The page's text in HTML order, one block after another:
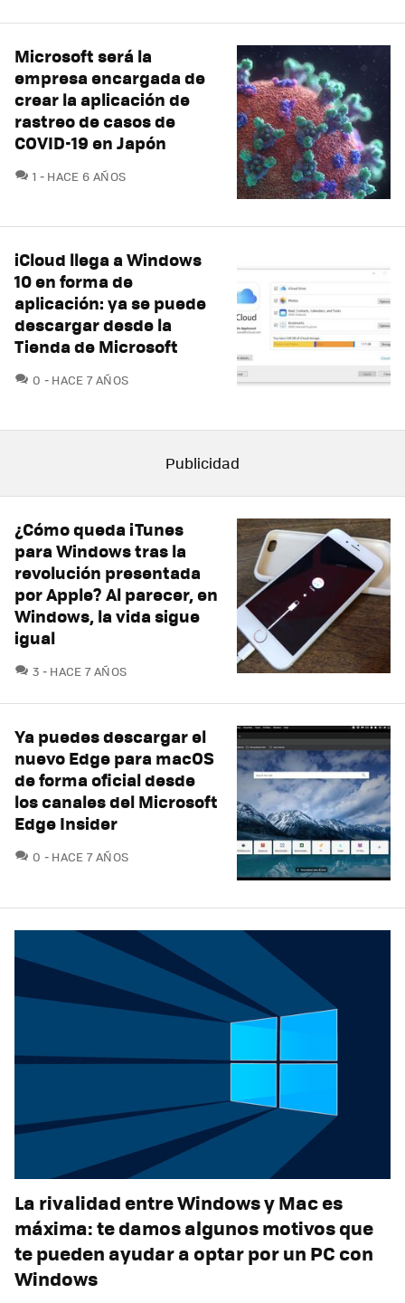
Microsoft será la
empresa encargada de
crear la aplicación de
rastreo de casos de
COVID-19 en Japón
1 COMENTARIOS
HACE 6 AÑOS
iCloud llega a Windows
10 en forma de
aplicación: ya se puede
descargar desde la
Tienda de Microsoft
0 COMENTARIOS
HACE 7 AÑOS
¿Cómo queda iTunes
para Windows tras la
revolución presentada
por Apple? Al parecer, en
Windows, la vida sigue
igual
3 COMENTARIOS
HACE 7 AÑOS
Ya puedes descargar el
nuevo Edge para macOS
de forma oficial desde
los canales del Microsoft
Edge Insider
0 COMENTARIOS
HACE 7 AÑOS
La rivalidad entre Windows y Mac es
máxima: te damos algunos motivos que
te pueden ayudar a optar por un PC con
Windows